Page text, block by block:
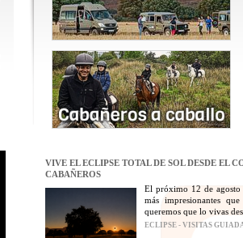
VIVE EL ECLIPSE TOTAL DE SOL DESDE EL
CABAÑEROS
El próximo 12 de agosto
más impresionantes
queremos que lo vivas
ECLIPSE - VISITAS